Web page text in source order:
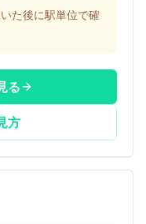
た後に駅単位で確
る
方